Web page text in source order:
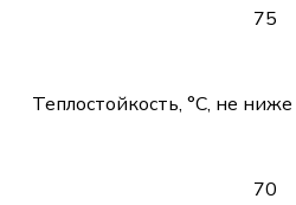
75
Теплостойкость, °С, не ниже
70